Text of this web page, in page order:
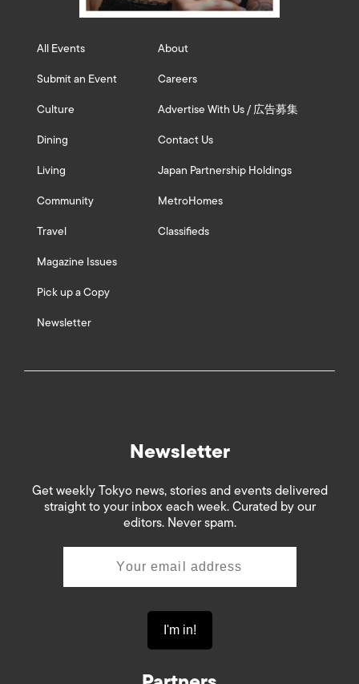
All Events
Submit an Event
Culture
Dining
Living
Community
Travel
Magazine Issues
Pick up a Copy
Newsletter
About
Careers
Advertise With Us / 広告募集
Contact Us
Japan Partnership Holdings
MetroHomes
Classifieds
Newsletter
Get weekly Tokyo news, stories and events delivered
straight to your inbox each week. Curated by our
editors. Never spam.